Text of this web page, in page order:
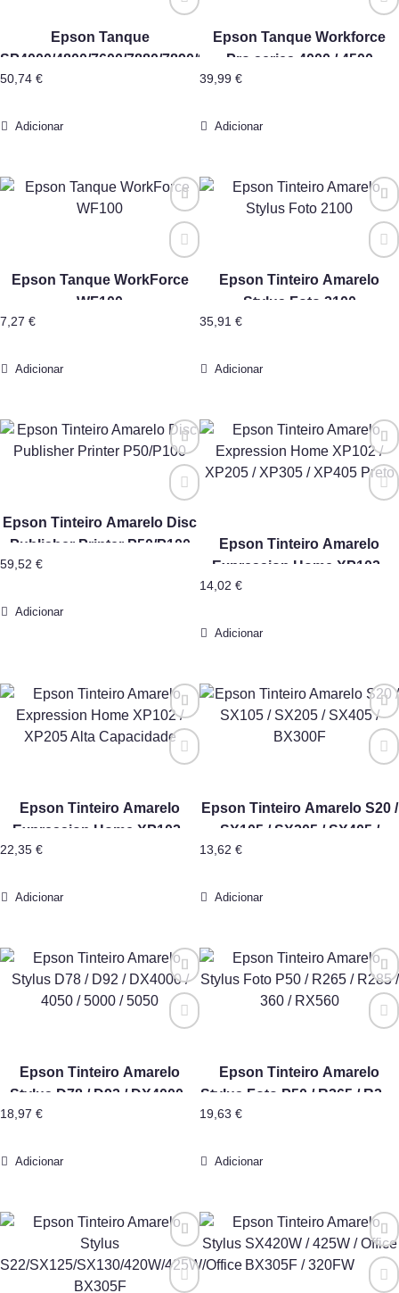
Epson Tanque
SP4000/4800/7600/7880/7890/9400/9600/9800/9900
50,74 €
Adicionar
Epson Tanque Workforce
Pro series 4000 / 4500
39,99 €
Adicionar
Epson Tanque WorkForce
WF100
7,27 €
Adicionar
Epson Tinteiro Amarelo
Stylus Foto 2100
35,91 €
Adicionar
Epson Tinteiro Amarelo Disc
Publisher Printer P50/P100
59,52 €
Adicionar
Epson Tinteiro Amarelo
Expression Home XP102 /
XP205 / XP305 / XP405 Preto
14,02 €
Adicionar
Epson Tinteiro Amarelo
Expression Home XP102 /
XP205 Alta Capacidade
22,35 €
Adicionar
Epson Tinteiro Amarelo S20 /
SX105 / SX205 / SX405 /
13,62 €
Adicionar
Epson Tinteiro Amarelo
Stylus D78 / D92 / DX4000 /
4050 / 5000 / 5050
18,97 €
Adicionar
Epson Tinteiro Amarelo
Stylus Foto P50 / R265 / R285
19,63 €
Adicionar